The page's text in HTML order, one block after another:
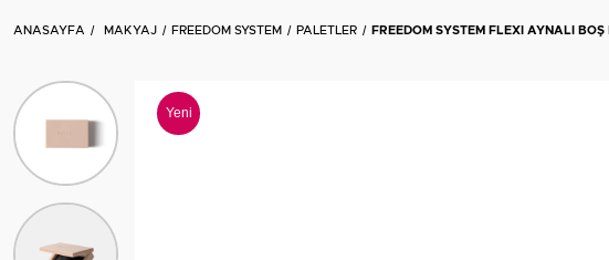
ANASAYFA MAKYAJ FREEDOM SYSTEM PALETLER FREEDOM SYSTEM FLEXI AYNALI
Yeni